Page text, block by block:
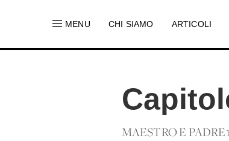
MENU CHI SIAMO ARTICOLI
MAESTRO E